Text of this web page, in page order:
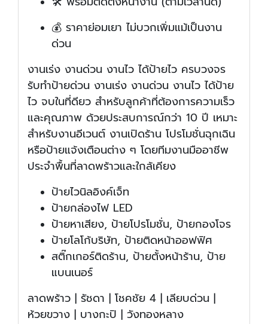
💰 ราคาย่อมเยา ไม่บวกเพิ่มแม้เป็นงาน
ด่วน
งานเร่ง งานด่วน งานไว ได้ป้ายไว ครบวงจร
รับทำป้ายด่วน งานเร่ง งานด่วน งานไว ได้ป้าย
ไว จบในที่ดียว สำหรับลูกค้าที่ต้องการความเร็ว
และคุณภาพ ด้วยประสบการณ์กว่า 10 ปี เหมาะ
สำหรับงานอีเวนต์ งานเปิดร้าน โปรโมชั่นฉุกเฉิน
หรือป้ายแจ้งเตือนต่าง ๆ โดยทีมงานมืออาชีพ
ประจำพื้นที่ลาดพร้าวและใกล้เคียง
ป้ายไวนิลอิงค์เจ็ท
ป้ายกล่องไฟ LED
ป้ายหาเสียง, ป้ายโปรโมชั่น, ป้ายกองโจร
ป้ายโลโก้บริษัท, ป้ายติดหน้าออฟฟิศ
สติ๊กเกอร์ติดร้าน, ป้ายตั้งหน้าร้าน, ป้าย
แบนเนอร์
ลาดพร้าว | รัชดา | โชคชัย 4 | เลียบด่วน |
ห้วยขวาง | บางกะปิ | วังทองหลาง